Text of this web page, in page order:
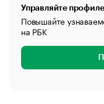
Управляйте
Повышайте
на РБК